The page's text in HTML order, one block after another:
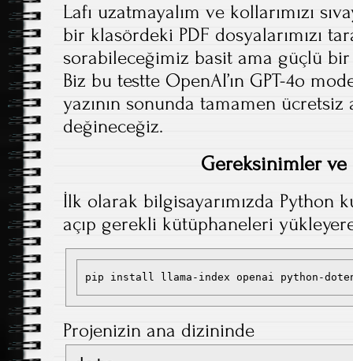
Lafı uzatmayalım ve kollarımızı
bir klasördeki PDF dosyalarımızı
sorabileceğimiz basit ama güçlü bir
Biz bu testte OpenAI’ın GPT-4o
yazının sonunda tamamen
değineceğiz.
Gereksinimler
İlk olarak bilgisayarımızda Python
açıp gerekli kütüphaneleri
pip install llama-index openai python-
Projenizin ana dizininde